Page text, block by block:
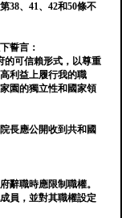
38、41、42和50條不
誓言：
的可信賴形式，以尊重
利益上履行我的職
園的獨立性和國家領
長應公開收到共和國
辭職時應限制職權。
員，並對其職權設定